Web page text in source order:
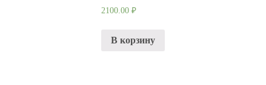
2100.00 ₽
В корзину